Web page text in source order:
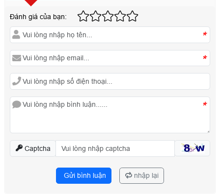
Đánh giá của bạn:
*
*
*
Captcha
Gửi bình luận nhập lại